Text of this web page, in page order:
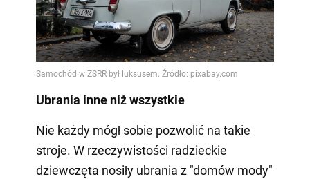
Ubrania inne niż wszystkie
Nie każdy mógł sobie pozwolić na takie
stroje. W rzeczywistości radzieckie
dziewczęta nosiły ubrania z "domów mody"